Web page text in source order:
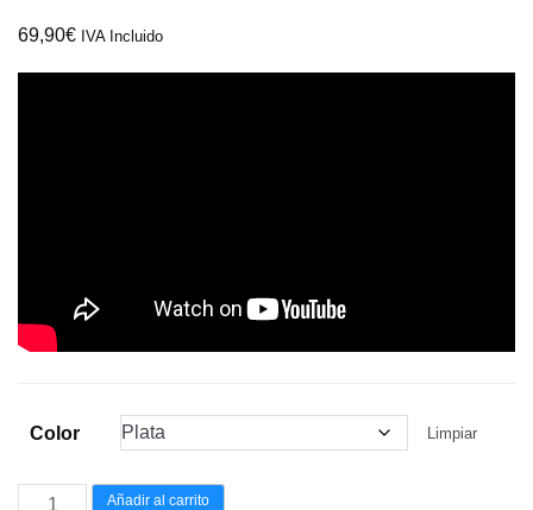
69,90€ IVA Incluido
Color Limpiar
TIMES
Añadir al carrito